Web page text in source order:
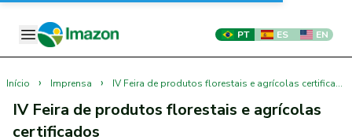
PT ES EN
Início › Imprensa › IV Feira de produtos florestais e agrícolas certificados
IV Feira de produtos florestais e agrícolas
certificados